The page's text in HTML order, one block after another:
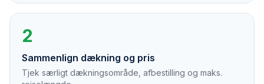
2
Sammenlign dækning og pris
Tjek særligt dækningsområde, afbestilling og maks.